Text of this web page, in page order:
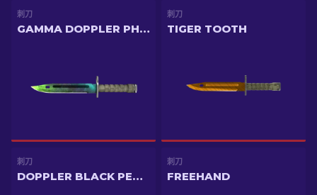
刺刀
GAMMA DOPPLER PHASE 4
刺刀
TIGER TOOTH
刺刀
DOPPLER BLACK PEARL
刺刀
FREEHAND